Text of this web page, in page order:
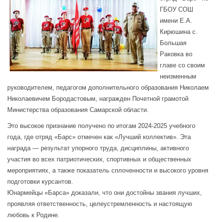
ГБОУ СОШ
имени Е.А.
Кирюшина с.
Большая
Раковка во
главе со своим
неизменным
руководителем, педагогом дополнительного образования Николаем
Николаевичем Бородастовым, награжден Почетной грамотой
Министерства образования Самарской области.
Это высокое признание получено по итогам 2024-2025 учебного
года, где отряд «Барс» отмечен как «Лучший коллектив». Эта
награда — результат упорного труда, дисциплины, активного
участия во всех патриотических, спортивных и общественных
мероприятиях, а также показатель сплоченности и высокого уровня
подготовки курсантов.
Юнармейцы «Барса» доказали, что они достойны звания лучших,
проявляя ответственность, целеустремленность и настоящую
любовь к Родине.